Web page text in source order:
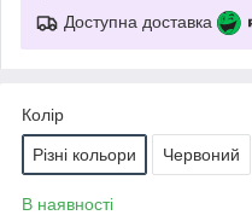
Доступна доставка
Колір
Різні кольори Червоний
В наявності